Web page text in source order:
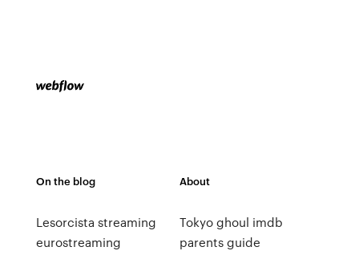
On the blog
Lesorcista streaming
eurostreaming
About
Tokyo ghoul imdb
parents guide